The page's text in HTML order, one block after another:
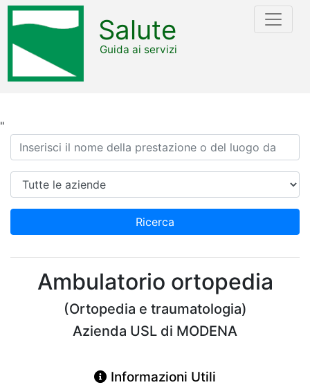
"
Salute
Guida ai servizi
Ricerca
Azienda
Ricerca
Ambulatorio ortopedia
(Ortopedia e traumatologia)
Azienda USL di MODENA
Informazioni Utili